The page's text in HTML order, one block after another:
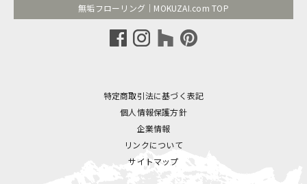
無垢フローリング｜MOKUZAI.com TOP
特定商取引法に基づく表記
個人情報保護方針
企業情報
リンクについて
サイトマップ